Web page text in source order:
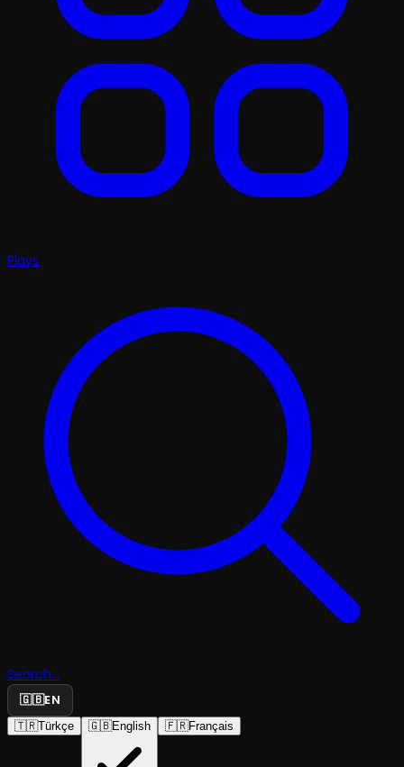
Plays
Search...
🇬🇧EN
🇹🇷Türkçe 🇬🇧English 🇫🇷Français